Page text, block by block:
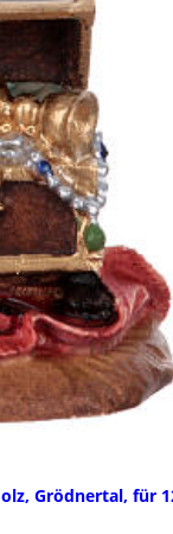
Grödnertal, für